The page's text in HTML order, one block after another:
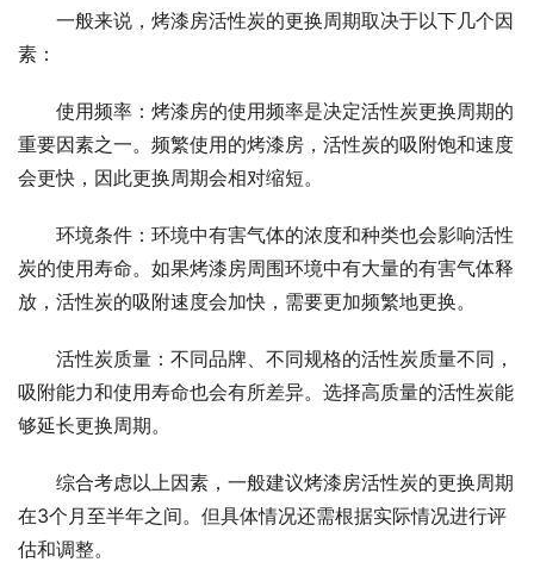
一般来说，烤漆房活性炭的更换周期取决于以下几个因
素：
使用频率：烤漆房的使用频率是决定活性炭更换周期的
重要因素之一。频繁使用的烤漆房，活性炭的吸附饱和速度
会更快，因此更换周期会相对缩短。
环境条件：环境中有害气体的浓度和种类也会影响活性
炭的使用寿命。如果烤漆房周围环境中有大量的有害气体释
放，活性炭的吸附速度会加快，需要更加频繁地更换。
活性炭质量：不同品牌、不同规格的活性炭质量不同，
吸附能力和使用寿命也会有所差异。选择高质量的活性炭能
够延长更换周期。
综合考虑以上因素，一般建议烤漆房活性炭的更换周期
在3个月至半年之间。但具体情况还需根据实际情况进行评
估和调整。